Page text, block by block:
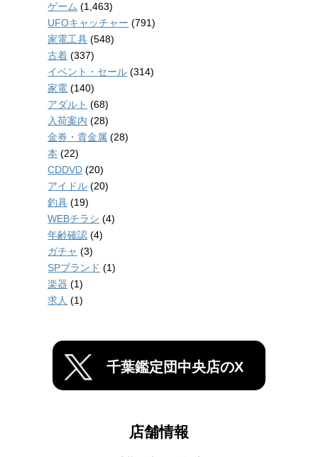
ゲーム (1,463)
UFOキャッチャー (791)
家電工具 (548)
古着 (337)
イベント・セール (314)
家電 (140)
アダルト (68)
入荷案内 (28)
金券・貴金属 (28)
本 (22)
CDDVD (20)
アイドル (20)
釣具 (19)
WEBチラシ (4)
年齢確認 (4)
ガチャ (3)
SPブランド (1)
楽器 (1)
求人 (1)
千葉鑑定団中央店のX
店舗情報